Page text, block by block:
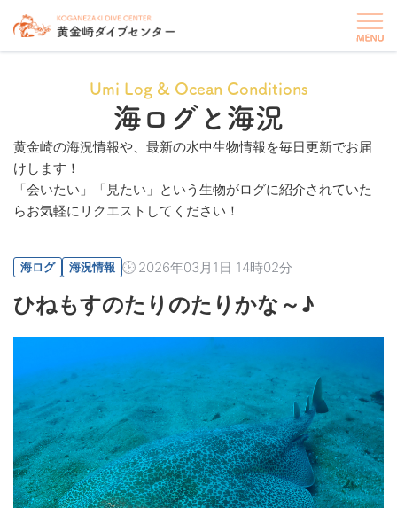
Umi Log & Ocean Conditions
海ログと海況
黄金崎の海況情報や、最新の水中生物情報を毎日更新でお届
けします！
「会いたい」「見たい」という生物がログに紹介されていた
らお気軽にリクエストしてください！
海ログ 海況情報 2026年03月1日 14時02分
ひねもすのたりのたりかな～♪